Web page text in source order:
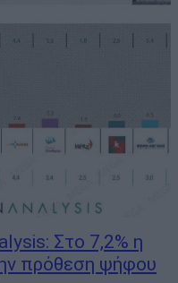
Στο 7,2% η
πρόθεση ψήφου